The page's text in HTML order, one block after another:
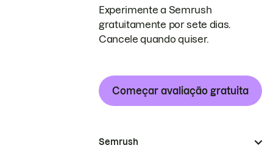
Experimente a Semrush
gratuitamente por sete dias.
Cancele quando quiser.
Começar avaliação gratuita
Semrush